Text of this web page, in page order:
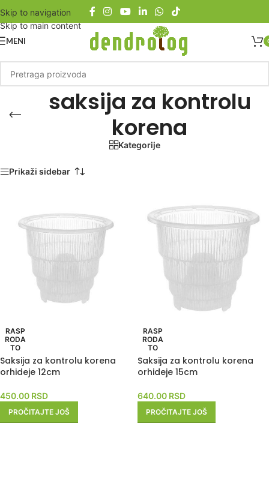
Skip to navigation
Skip to main content
MENI
saksija za kontrolu
korena
Kategorije
Prikaži sidebar
RASP
RODA
TO
Saksija za kontrolu korena
orhideje 12cm
450.00 RSD
PROČITAJTE JOŠ
RASP
RODA
TO
Saksija za kontrolu korena
orhideje 15cm
640.00 RSD
PROČITAJTE JOŠ